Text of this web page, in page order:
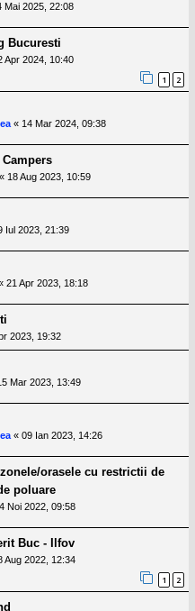
Mai 2025, 22:08
Bucuresti
Apr 2024, 10:40
1 2
« 14 Mar 2024, 09:38
« 18 Aug 2023, 10:59
Iul 2023, 21:39
21 Apr 2023, 18:18
2023, 19:32
Mar 2023, 13:49
« 09 Ian 2023, 14:26
orasele cu restrictii de
poluare
Noi 2022, 09:58
Buc - Ilfov
Aug 2022, 12:34
1 2